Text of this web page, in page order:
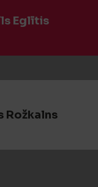
Eglītis
Rožkalns